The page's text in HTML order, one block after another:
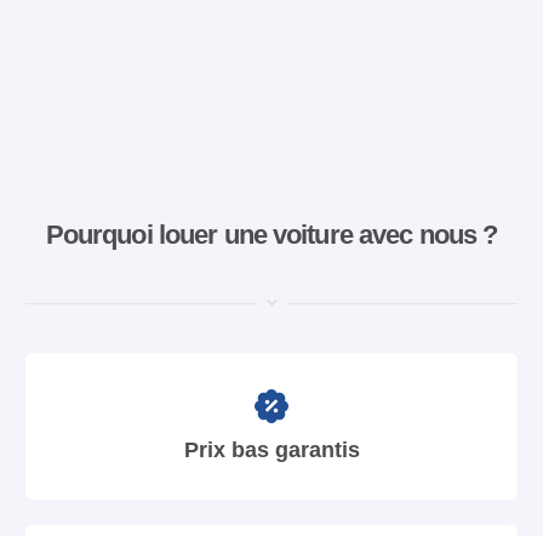
Pourquoi louer une voiture avec nous ?
Prix bas garantis